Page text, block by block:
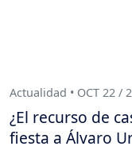
Actualidad • OCT 22 /
¿El recurso de
fiesta a Álvaro